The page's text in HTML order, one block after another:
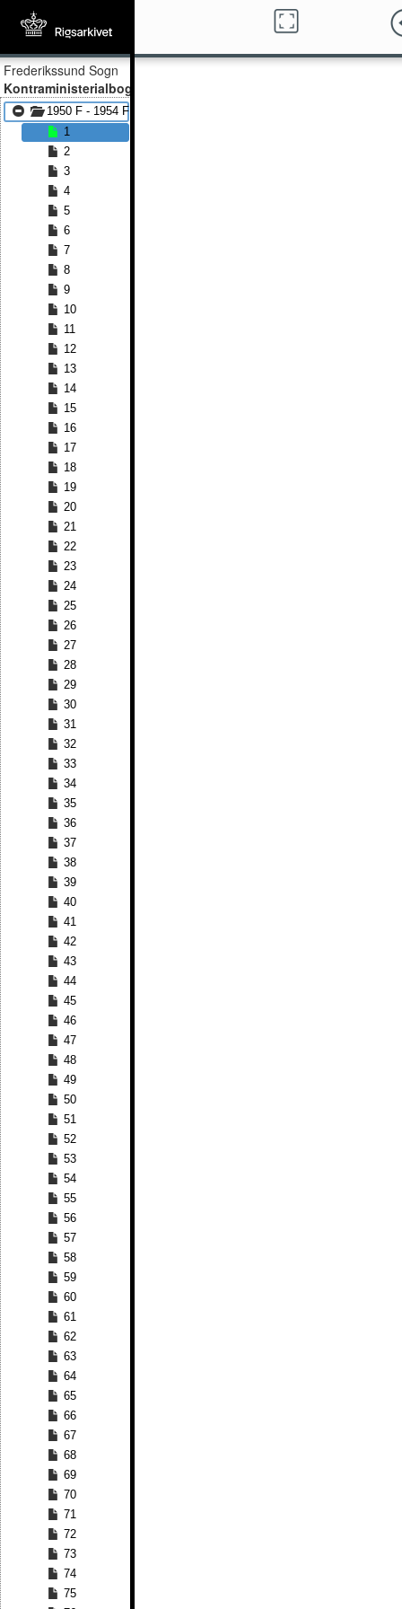
Frederikssund Sogn
Kontraministerialbog
1950 F - 1954 F
1
2
3
4
5
6
7
8
9
10
11
12
13
14
15
16
17
18
19
20
21
22
23
24
25
26
27
28
29
30
31
32
33
34
35
36
37
38
39
40
41
42
43
44
45
46
47
48
49
50
51
52
53
54
55
56
57
58
59
60
61
62
63
64
65
66
67
68
69
70
71
72
73
74
75